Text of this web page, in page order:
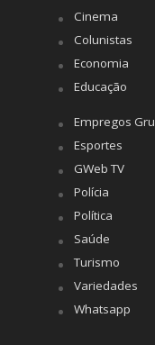
Cinema
Colunistas
Economia
Educação
Empregos Gru
Esportes
GWeb TV
Polícia
Política
Saúde
Turismo
Variedades
Whatsapp